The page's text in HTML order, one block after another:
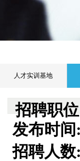
人才实训基地
招聘职位
发布时间:
招聘人数: